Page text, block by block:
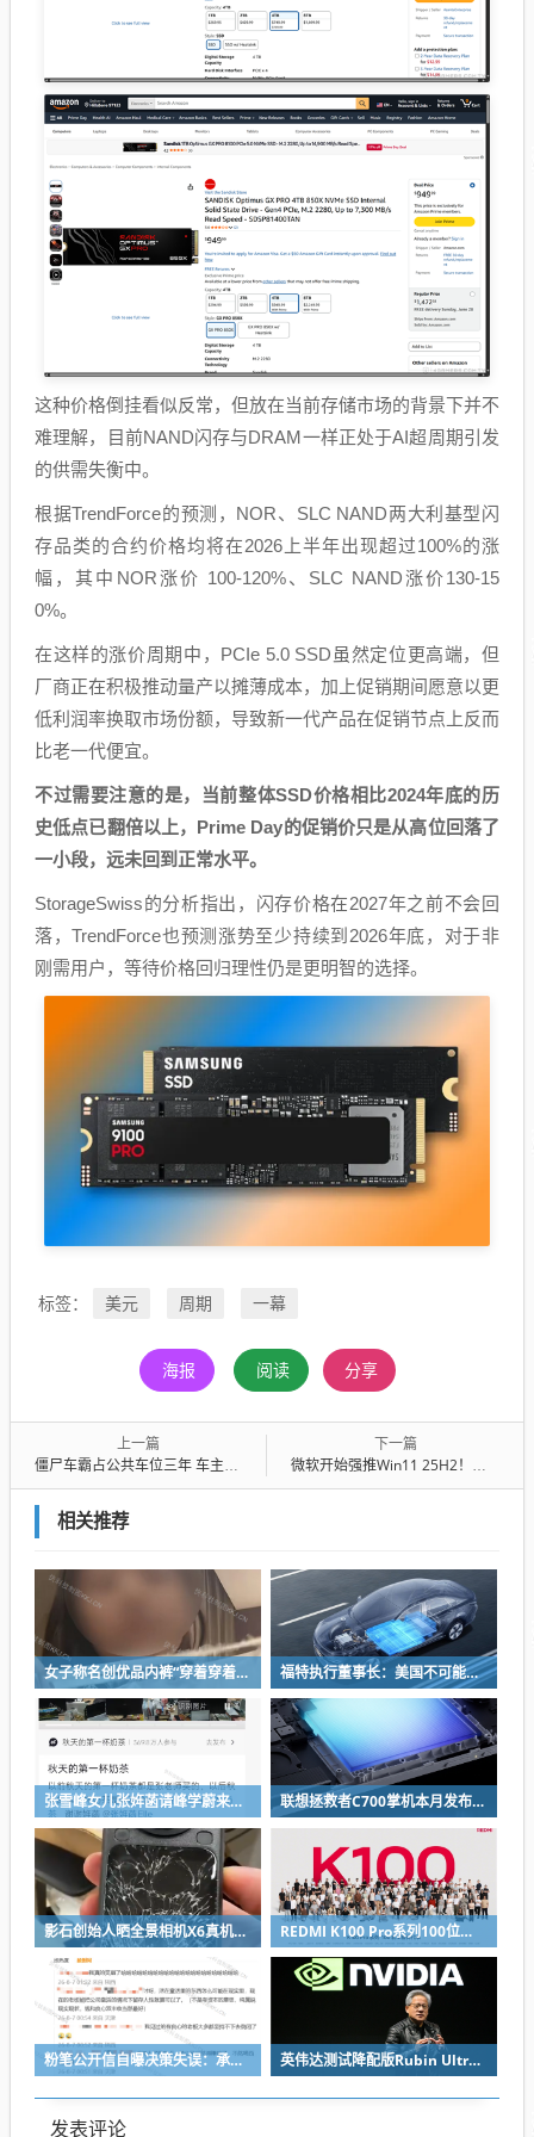
这种价格倒挂看似反常，但放在当前存储市场的背景下并不
难理解，目前NAND闪存与DRAM一样正处于AI超周期引发
的供需失衡中。
根据TrendForce的预测，NOR、SLC NAND两大利基型闪
存品类的合约价格均将在2026上半年出现超过100%的涨
幅，其中NOR涨价 100-120%、SLC NAND涨价130-15
0%。
在这样的涨价周期中，PCIe 5.0 SSD虽然定位更高端，但
厂商正在积极推动量产以摊薄成本，加上促销期间愿意以更
低利润率换取市场份额，导致新一代产品在促销节点上反而
比老一代便宜。
不过需要注意的是，当前整体SSD价格相比2024年底的历
史低点已翻倍以上，Prime Day的促销价只是从高位回落了
一小段，远未回到正常水平。
StorageSwiss的分析指出，闪存价格在2027年之前不会回
落，TrendForce也预测涨势至少持续到2026年底，对于非
刚需用户，等待价格回归理性仍是更明智的选择。
标签： 美元 周期 一幕
海报 阅读 分享
上一篇
僵尸车霸占公共车位三年 车主不同意拖走 交警回怼：不需要你同意
下一篇
微软开始强推Win11 25H2！符合条件设备将自动更新
相关推荐
女子称名创优品内裤“穿着穿着掉了”让其颜面尽失 品牌方客服回应：已启动紧急调查 福特执行董事长：美国不可能永远把中国车企挡在门外 进来也有信心击败
张雪峰女儿张姩菡请峰学蔚来员工喝立秋奶茶 往年都是张雪峰买单 联想拯救者C700掌机本月发布：掌中玩3A 畅玩9小时不插电
影石创始人晒全景相机X6真机：硬扛一颗子弹没穿透 REDMI K100 Pro系列100位工程师代表亮相：设计、工程K90原班人马操刀
粉笔公开信自曝决策失误：承认鸡贼 蹭热度 舍不得成本想多收钱 英伟达测试降配版Rubin Ultra GPU：HBM短缺下芯片厂商如何破局
发表评论